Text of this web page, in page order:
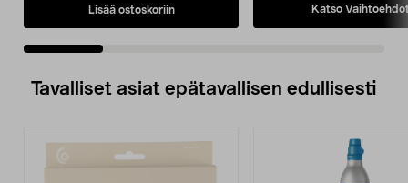
Lisää ostoskoriin Katso
Tavalliset asiat epätavallisen edullisesti